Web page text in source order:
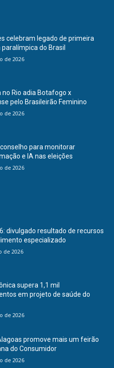
celebram legado de primeira
do Brasil
de 2026
no Rio adia Botafogo x
pelo Brasileirão Feminino
de 2026
para monitorar
e IA nas eleições
de 2026
divulgado resultado de recursos
especializado
de 2026
supera 1,1 mil
em projeto de saúde do
de 2026
promove mais um feirão
do Consumidor
de 2026